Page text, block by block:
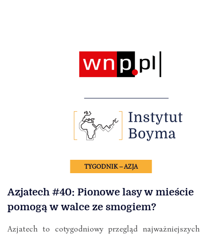
TYGODNIK – AZJA
Azjatech #40: Pionowe lasy w mieście
pomogą w walce ze smogiem?
Azjatech to cotygodniowy przegląd najważniejszych